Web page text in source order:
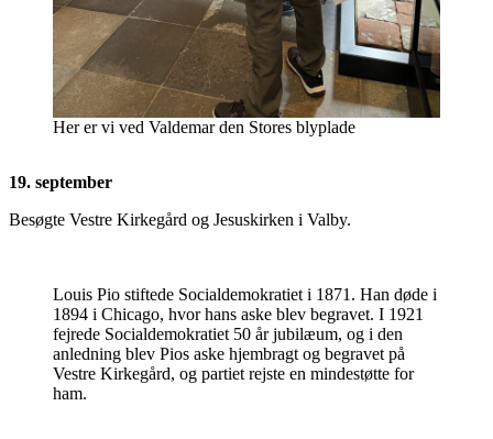
Her er vi ved Valdemar den Stores blyplade
19. september
Besøgte Vestre Kirkegård og Jesuskirken i Valby.
Louis Pio stiftede Socialdemokratiet i 1871. Han døde i
1894 i Chicago, hvor hans aske blev begravet. I 1921
fejrede Socialdemokratiet 50 år jubilæum, og i den
anledning blev Pios aske hjembragt og begravet på
Vestre Kirkegård, og partiet rejste en mindestøtte for
ham.